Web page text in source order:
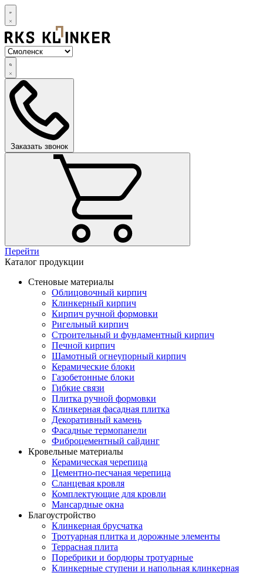
Заказать звонок
Перейти
Каталог продукции
Стеновые материалы
Облицовочный кирпич
Клинкерный кирпич
Кирпич ручной формовки
Ригельный кирпич
Строительный и фундаментный кирпич
Печной кирпич
Шамотный огнеупорный кирпич
Керамические блоки
Газобетонные блоки
Гибкие связи
Плитка ручной формовки
Клинкерная фасадная плитка
Декоративный камень
Фасадные термопанели
Фиброцементный сайдинг
Кровельные материалы
Керамическая черепица
Цементно-песчаная черепица
Сланцевая кровля
Комплектующие для кровли
Мансардные окна
Благоустройство
Клинкерная брусчатка
Тротуарная плитка и дорожные элементы
Террасная плита
Поребрики и бордюры тротуарные
Клинкерные ступени и напольная клинкерная